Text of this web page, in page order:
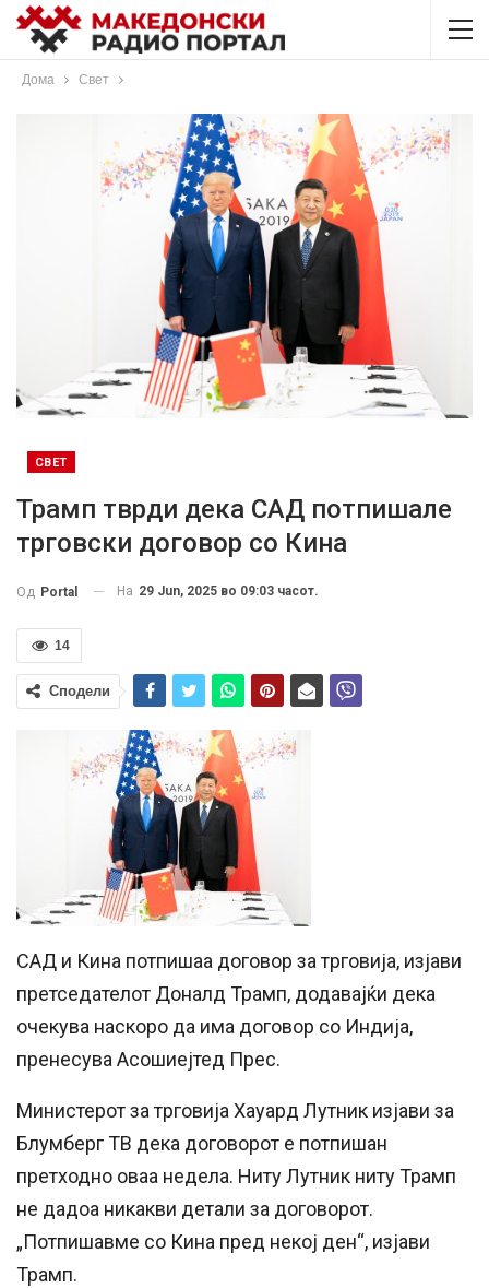
Дома Свет
СВЕТ
Трамп тврди дека САД потпишале
трговски договор со Кина
Од Portal На 29 Jun, 2025 во 09:03 часот.
14
Сподели
САД и Кина потпишаа договор за трговија, изјави
претседателот Доналд Трамп, додавајќи дека
очекува наскоро да има договор со Индија,
пренесува Асошиејтед Прес.
Министерот за трговија Хауард Лутник изјави за
Блумберг ТВ дека договорот е потпишан
претходно оваа недела. Ниту Лутник ниту Трамп
не дадоа никакви детали за договорот.
„Потпишавме со Кина пред некој ден“, изјави
Трамп.